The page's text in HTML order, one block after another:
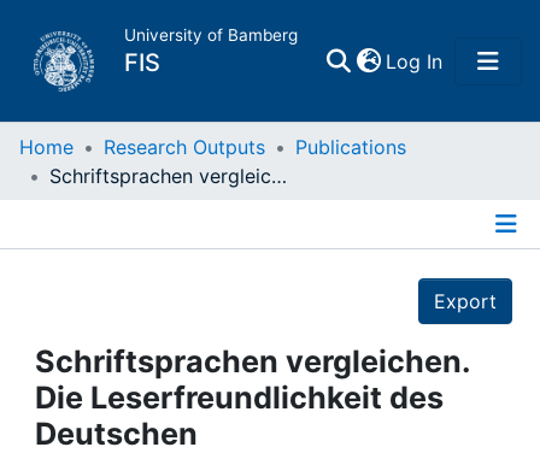
University of Bamberg
FIS Log In(current)
Home
Projects
People
Home Research Outputs
Publications
Schriftsprachen vergleichen. Die Leserfreundlichkeit des Deutschen
Export
Schriftsprachen vergleichen.
Die Leserfreundlichkeit des
Deutschen